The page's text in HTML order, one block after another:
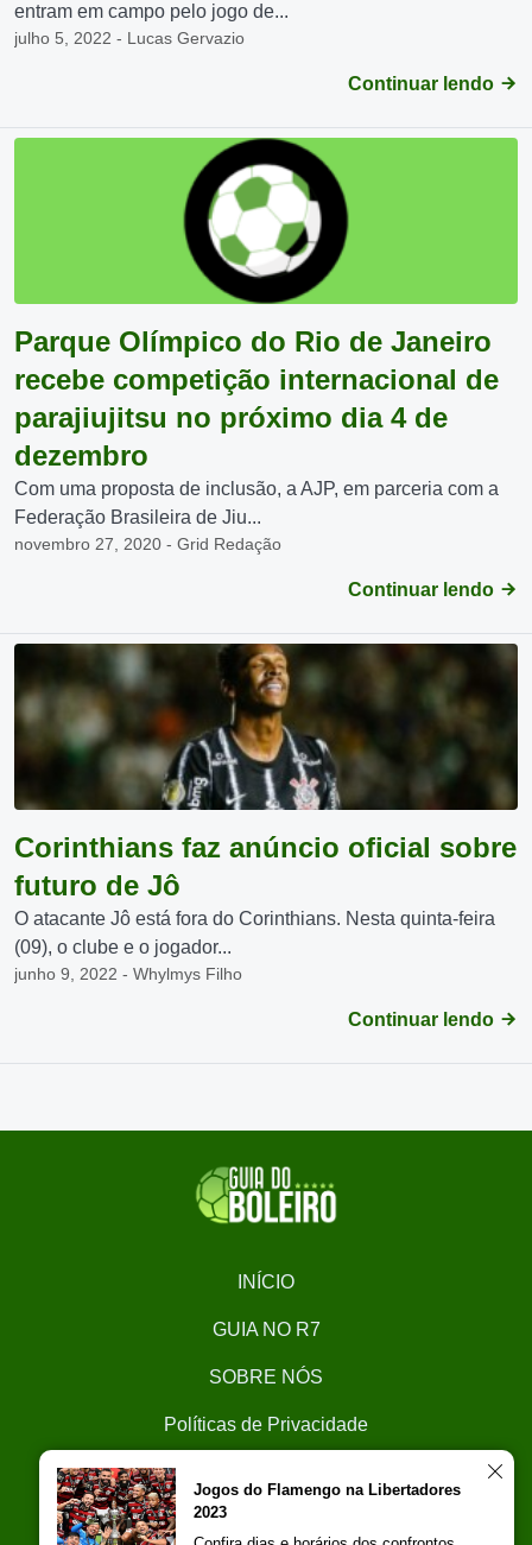
entram em campo pelo jogo de...
julho 5, 2022 - Lucas Gervazio
Continuar lendo
Parque Olímpico do Rio de Janeiro
recebe competição internacional de
parajiujitsu no próximo dia 4 de
dezembro
Com uma proposta de inclusão, a AJP, em parceria com a
Federação Brasileira de Jiu...
novembro 27, 2020 - Grid Redação
Continuar lendo
Corinthians faz anúncio oficial sobre
futuro de Jô
O atacante Jô está fora do Corinthians. Nesta quinta-feira
(09), o clube e o jogador...
junho 9, 2022 - Whylmys Filho
Continuar lendo
INÍCIO
GUIA NO R7
SOBRE NÓS
Políticas de Privacidade
Trabalhe Conosco
Jogos do Flamengo na Libertadores
2023